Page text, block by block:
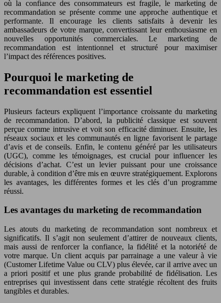
où la confiance des consommateurs est fragile, le marketing de
recommandation se présente comme une approche authentique et
performante. Il encourage les clients satisfaits à devenir les
ambassadeurs de votre marque, convertissant leur enthousiasme en
nouvelles opportunités commerciales. Le marketing de
recommandation est intentionnel et structuré pour maximiser
l’impact des références positives.
Pourquoi le marketing de
recommandation est essentiel
Plusieurs facteurs expliquent l’importance croissante du marketing
de recommandation. D’abord, la publicité classique est souvent
perçue comme intrusive et voit son efficacité diminuer. Ensuite, les
réseaux sociaux et les communautés en ligne favorisent le partage
d’avis et de conseils. Enfin, le contenu généré par les utilisateurs
(UGC), comme les témoignages, est crucial pour influencer les
décisions d’achat. C’est un levier puissant pour une croissance
durable, à condition d’être mis en œuvre stratégiquement. Explorons
les avantages, les différentes formes et les clés d’un programme
réussi.
Les avantages du marketing de recommandation
Les atouts du marketing de recommandation sont nombreux et
significatifs. Il s’agit non seulement d’attirer de nouveaux clients,
mais aussi de renforcer la confiance, la fidélité et la notoriété de
votre marque. Un client acquis par parrainage a une valeur à vie
(Customer Lifetime Value ou CLV) plus élevée, car il arrive avec un
a priori positif et une plus grande probabilité de fidélisation. Les
entreprises qui investissent dans cette stratégie récoltent des fruits
tangibles et durables.